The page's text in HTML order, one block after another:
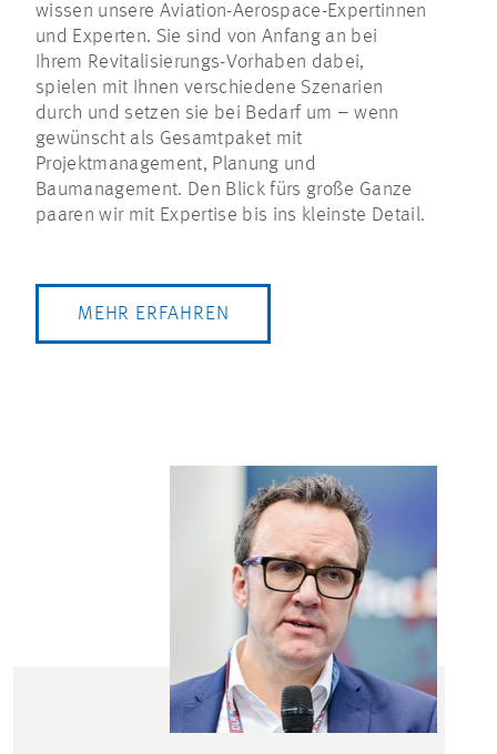
wissen unsere Aviation-Aerospace-Expertinnen
und Experten. Sie sind von Anfang an bei
Ihrem Revitalisierungs-Vorhaben dabei,
spielen mit Ihnen verschiedene Szenarien
durch und setzen sie bei Bedarf um – wenn
gewünscht als Gesamtpaket mit
Projektmanagement, Planung und
Baumanagement. Den Blick fürs große Ganze
paaren wir mit Expertise bis ins kleinste Detail.
MEHR ERFAHREN